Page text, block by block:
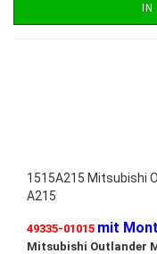
IN
1515A215 Mitsubishi
A215
49335-01015 mit
Mitsubishi Outlander